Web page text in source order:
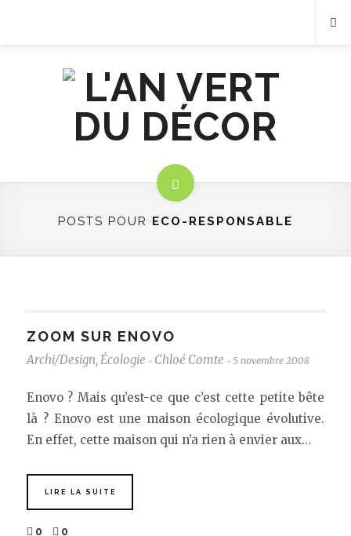
POSTS POUR ECO-RESPONSABLE
ZOOM SUR ENOVO
Archi/Design, Écologie - Chloé Comte - 5 novembre 2008
Enovo ? Mais qu’est-ce que c’est cette petite bête
là ? Enovo est une maison écologique évolutive.
En effet, cette maison qui n’a rien à envier aux…
LIRE LA SUITE
0 0